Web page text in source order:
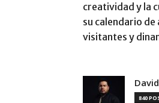
creatividad y la
su calendario
visitantes y
840